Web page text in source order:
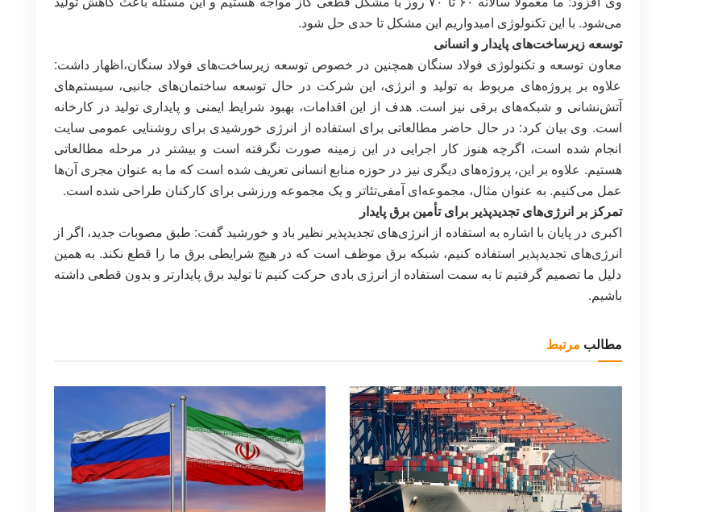
می‌شود. با این تکنولوژی امیدواریم این مشکل تا حدی حل شود.
توسعه زیرساخت‌های پایدار و انسانی
معاون توسعه و تکنولوژی فولاد سنگان همچنین در خصوص توسعه زیرساخت‌های فولاد سنگان،اظهار داشت:
علاوه بر پروژه‌های مربوط به تولید و انرژی، این شرکت در حال توسعه ساختمان‌های جانبی، سیستم‌های
آتش‌نشانی و شبکه‌های برقی نیز است. هدف از این اقدامات، بهبود شرایط ایمنی و پایداری تولید در کارخانه
است. وی بیان کرد: در حال حاضر مطالعاتی برای استفاده از انرژی خورشیدی برای روشنایی عمومی سایت
انجام شده است، اگرچه هنوز کار اجرایی در این زمینه صورت نگرفته است و بیشتر در مرحله مطالعاتی
هستیم. علاوه بر این، پروژه‌های دیگری نیز در حوزه منابع انسانی تعریف شده است که ما به عنوان مجری آن‌ها
عمل می‌کنیم. به عنوان مثال، مجموعه‌ای آمفی‌تئاتر و یک مجموعه ورزشی برای کارکنان طراحی شده است.
تمرکز بر انرژی‌های تجدیدپذیر برای تأمین برق پایدار
اکبری در پایان با اشاره به استفاده از انرژی‌های تجدیدپذیر نظیر باد و خورشید گفت: طبق مصوبات جدید، اگر از
انرژی‌های تجدیدپذیر استفاده کنیم، شبکه برق موظف است که در هیچ شرایطی برق ما را قطع نکند. به همین
دلیل ما تصمیم گرفتیم تا به سمت استفاده از انرژی بادی حرکت کنیم تا تولید برق پایدارتر و بدون قطعی داشته
باشیم.
مطالب مرتبط